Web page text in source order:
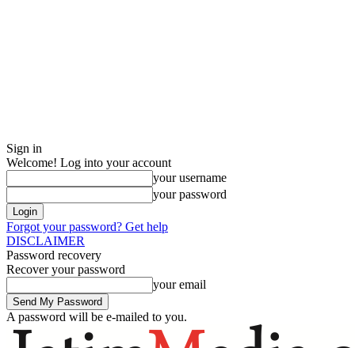
Sign in
Welcome! Log into your account
your username
your password
Forgot your password? Get help
DISCLAIMER
Password recovery
Recover your password
your email
A password will be e-mailed to you.